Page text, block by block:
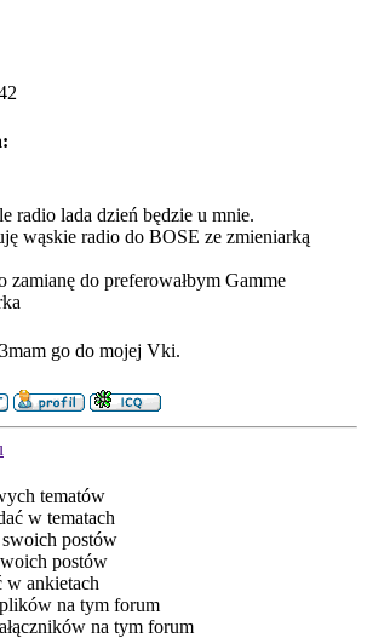
radio lada dzień będzie u mnie.
wąskie radio do BOSE ze zmieniarką
zamianę do preferowałbym Gamme
go do mojej Vki.
tematów
w tematach
postów
postów
w ankietach
plików na tym forum
na tym forum